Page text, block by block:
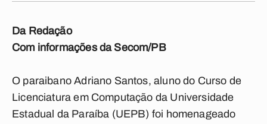
Da Redação
Com informações da Secom/PB
O paraibano Adriano Santos, aluno do Curso de
Licenciatura em Computação da Universidade
Estadual da Paraíba (UEPB) foi homenageado